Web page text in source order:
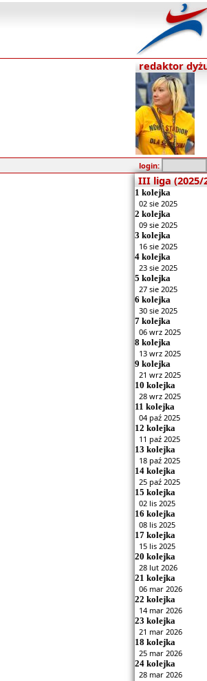
redaktor
login:
III liga (2025/
1 kolejka
02 sie 2025
2 kolejka
09 sie 2025
3 kolejka
16 sie 2025
4 kolejka
23 sie 2025
5 kolejka
27 sie 2025
6 kolejka
30 sie 2025
7 kolejka
06 wrz 2025
8 kolejka
13 wrz 2025
9 kolejka
21 wrz 2025
10 kolejka
28 wrz 2025
11 kolejka
04 paź 2025
12 kolejka
11 paź 2025
13 kolejka
18 paź 2025
14 kolejka
25 paź 2025
15 kolejka
02 lis 2025
16 kolejka
08 lis 2025
17 kolejka
15 lis 2025
20 kolejka
28 lut 2026
21 kolejka
06 mar 2026
22 kolejka
14 mar 2026
23 kolejka
21 mar 2026
18 kolejka
25 mar 2026
24 kolejka
28 mar 2026